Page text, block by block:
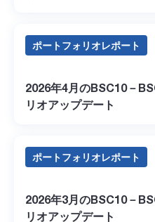
ポートフォリオレポート
2026年4月のBSC10－
リオアップデート
ポートフォリオレポート
2026年3月のBSC10－
リオアップデート